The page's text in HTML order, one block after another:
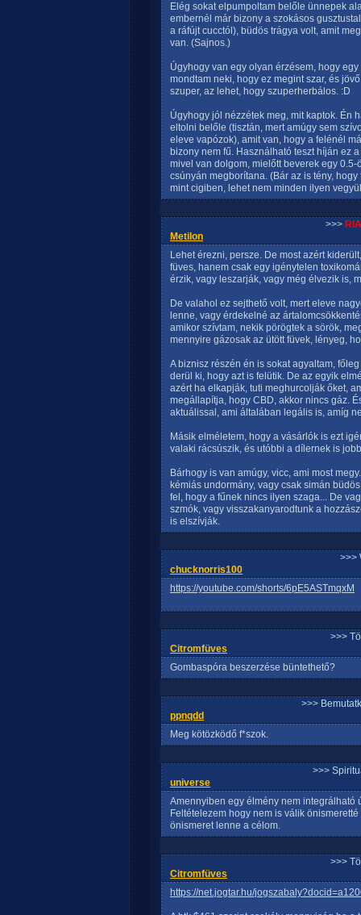
Elég sokat elpumpoltam belőle ünnepek
embernél már bizony a szokásos
a ráfújt cucctól), büdös trágya volt, amit
van. (Sajnos.)
Úgyhogy van egy olyan érzésem, hogy
mondtam neki, hogy ez megint szar, és
szuper, az lehet, hogy szuperherbálos. :D
Úgyhogy jól nézzétek meg, mit kaptok. Én
eltolni belőle (tisztán, mert amúgy sem
eleve vapózok), amit van, hogy a felénél
bizony nem fű. Használható teszt híján ez
mivel van dolgom, mielőtt beverek egy
csúnyán megborítana. (Bár az is tény,
mint cigiben, lehet nem minden ilyen
>>>
Metilon
Lehet érezni, persze. De most azért
füves, hanem csak egy igénytelen
érzik, vagy leszarják, vagy még élvezik is,
De valahol ez sejthető volt, mert eleve
lenne, vagy érdekelné az
amikor szívtam, nekik pörögtek a sörök,
mennyire gázosak az ütött füvek, lényeg,
A biznisz részén én is sokat agyaltam,
derül ki, hogy azt is felütik. De az egyik
azért ha elkapják, tuti meghurcolják őket,
megállapítja, hogy CBD, akkor nincs gáz.
aktuálissal, ami általában legális is, amíg
Másik elméletem, hogy a vásárlók is ezt
valaki rácsúszik, és utóbbi a dílernek is
Bárhogy is van amúgy, vicc, ami most
kémiás undormány, vagy csak simán
fel, hogy a fűnek nincs ilyen szaga... De
szmók, vagy visszakanyarodtunk a
is elszívják.
>>>
chucknorris100
https://youtube.com/shorts/6pE5ASTmqxM
>>>
Citromfüves
Gombaspóra beszerzése büntethető?
>>>
ppnqdd
Meg kötözködő f*szok.
>>>
universe
Amennyiben egy élmény nem integrálható
Feltételezem hogy nem is válik
önismeret lenne a célom.
>>>
Citromfüves
https://net.jogtar.hu/